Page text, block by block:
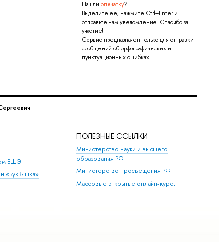
Нашли опечатку?
Выделите её, нажмите Ctrl+Enter и
отправьте нам уведомление. Спасибо за
участие!
Сервис предназначен только для отправки
сообщений об орфографических и
пунктуационных ошибках.
ВШЭ
«БукВышка»
ПОЛЕЗНЫЕ ССЫЛКИ
Министерство науки и высшего
образования РФ
Министерство просвещения РФ
Массовые открытые онлайн-курсы